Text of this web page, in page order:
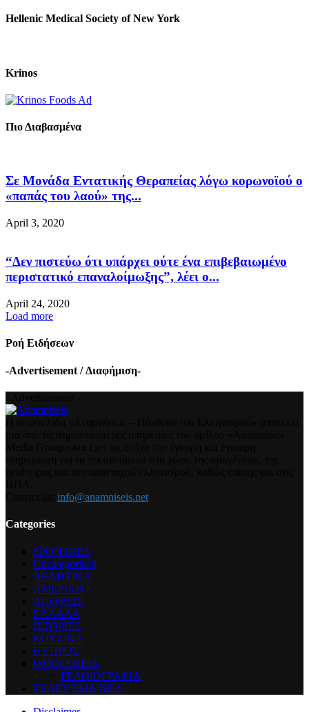
Hellenic Medical Society of New York
Krinos
Πιο Διαβασμένα
Σε Μονάδα Εντατικής Θεραπείας λόγω κορωνοϊού ο
«παπάς του λαού» της...
April 3, 2020
“Δεν πιστεύω ότι υπάρχει ούτε ένα επιβεβαιωμένο
περιστατικό επαναλοίμωξης”, λέει ο...
April 24, 2020
Load more
Ροή Ειδήσεων
-Advertisement / Διαφήμιση-
info@anamniseis.net
Categories
SPONSORS
Uncategorized
ΑΘΛΗΤΙΚΑ
ΑΜΕΡΙΚΗ
ΑΠΟΨΕΙΣ
ΕΛΛΑΔΑ
ΙΣΤΟΡΙΕΣ
ΚΟΥΖΙΝΑ
ΚΥΠΡΟΣ
ΟΜΟΓΕΝΕΙΑ
ΓΕΛΟΙΟΓΡΑΦΙΑ
ΤΕΛΕΥΤΑΙΑ ΝΕΑ